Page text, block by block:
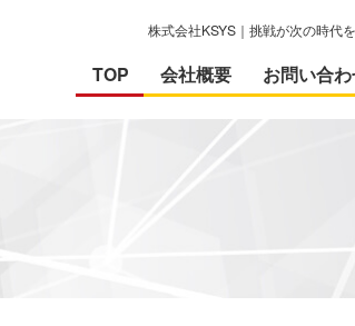
株式会社KSYS｜挑戦が次の時代
TOP 会社概要 お問い合